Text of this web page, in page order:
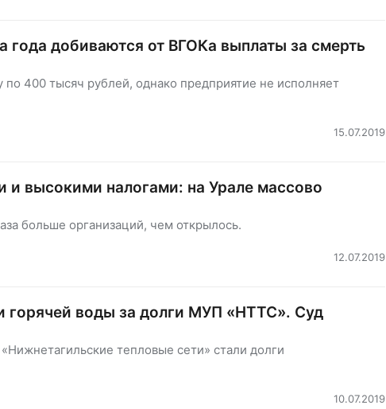
года добиваются от ВГОКа выплаты за смерть
400 тысяч рублей, однако предприятие не исполняет
15.07.2019
и высокими налогами: на Урале массово
больше организаций, чем открылось.
12.07.2019
горячей воды за долги МУП «НТТС». Суд
тепловые сети» стали долги
10.07.2019